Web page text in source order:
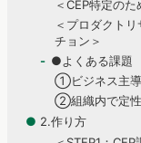
＜CEP特定の
＜プロダクト
チョン＞
●よくある課題
①ビジネス主導
②組織内で定性
● 2.作り方